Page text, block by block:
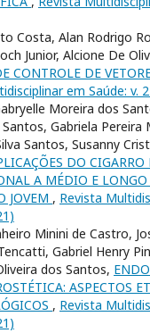
Costa, Alan Rodrigo
Junior, Alcione De
CONTROLE DE
em Saúde: v.
Moreira dos
Gabriela Pereira
Santos, Susanny
DO CIGARRO
A MÉDIO E
JOVEM , Revista
Minini de Castro,
Gabriel Henry
dos Santos,
ASPECTOS
, Revista